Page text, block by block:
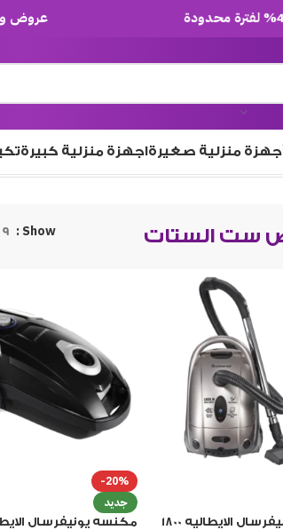
عروض وخصومات
منزلية صغيرةاجهزة منزلية كبيرة
ست الستات Show
9
مكنسه يونيفرسال الايطاليه 1800
-20%
جديد